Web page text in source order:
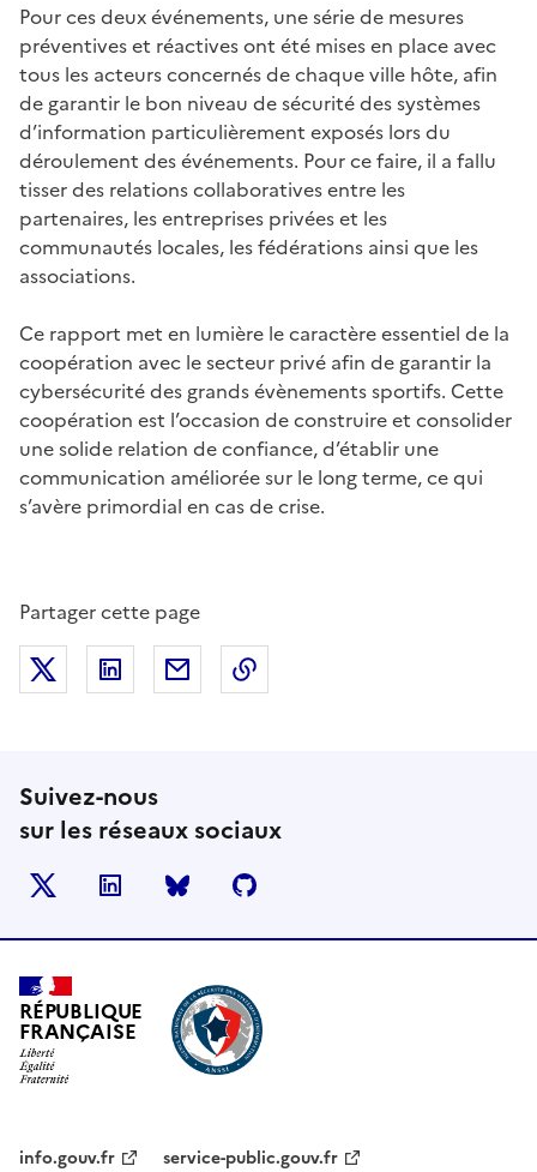
Pour ces deux événements, une série de mesures
préventives et réactives ont été mises en place avec
tous les acteurs concernés de chaque ville hôte, afin
de garantir le bon niveau de sécurité des systèmes
d’information particulièrement exposés lors du
déroulement des événements. Pour ce faire, il a fallu
tisser des relations collaboratives entre les
partenaires, les entreprises privées et les
communautés locales, les fédérations ainsi que les
associations.
Ce rapport met en lumière le caractère essentiel de la
coopération avec le secteur privé afin de garantir la
cybersécurité des grands évènements sportifs. Cette
coopération est l’occasion de construire et consolider
une solide relation de confiance, d’établir une
communication améliorée sur le long terme, ce qui
s’avère primordial en cas de crise.
Partager cette page
Partager sur X (anciennement Twitter)
Partager sur LinkedIn
Partager par email
Suivez-nous
sur les réseaux sociaux
LinkedIn BlueSky
RÉPUBLIQUE
FRANÇAISE
info.gouv.fr service-public.gouv.fr